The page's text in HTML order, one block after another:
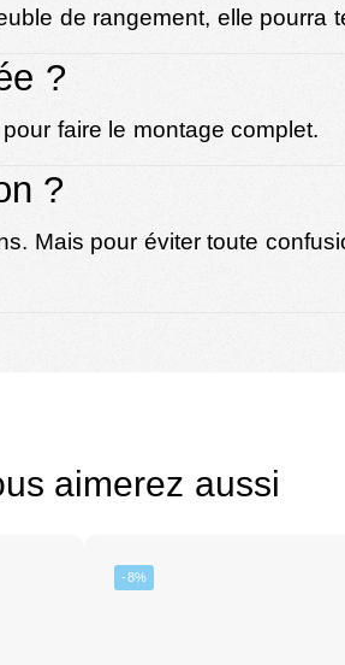
de rangement, elle pourra
?
faire le montage complet.
?
Mais pour éviter toute
aimerez aussi
-8%